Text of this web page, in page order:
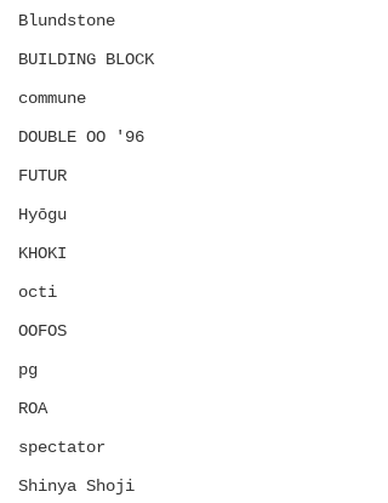
Blundstone
BUILDING BLOCK
commune
DOUBLE OO '96
FUTUR
Hyōgu
KHOKI
octi
OOFOS
pg
ROA
spectator
Shinya Shoji